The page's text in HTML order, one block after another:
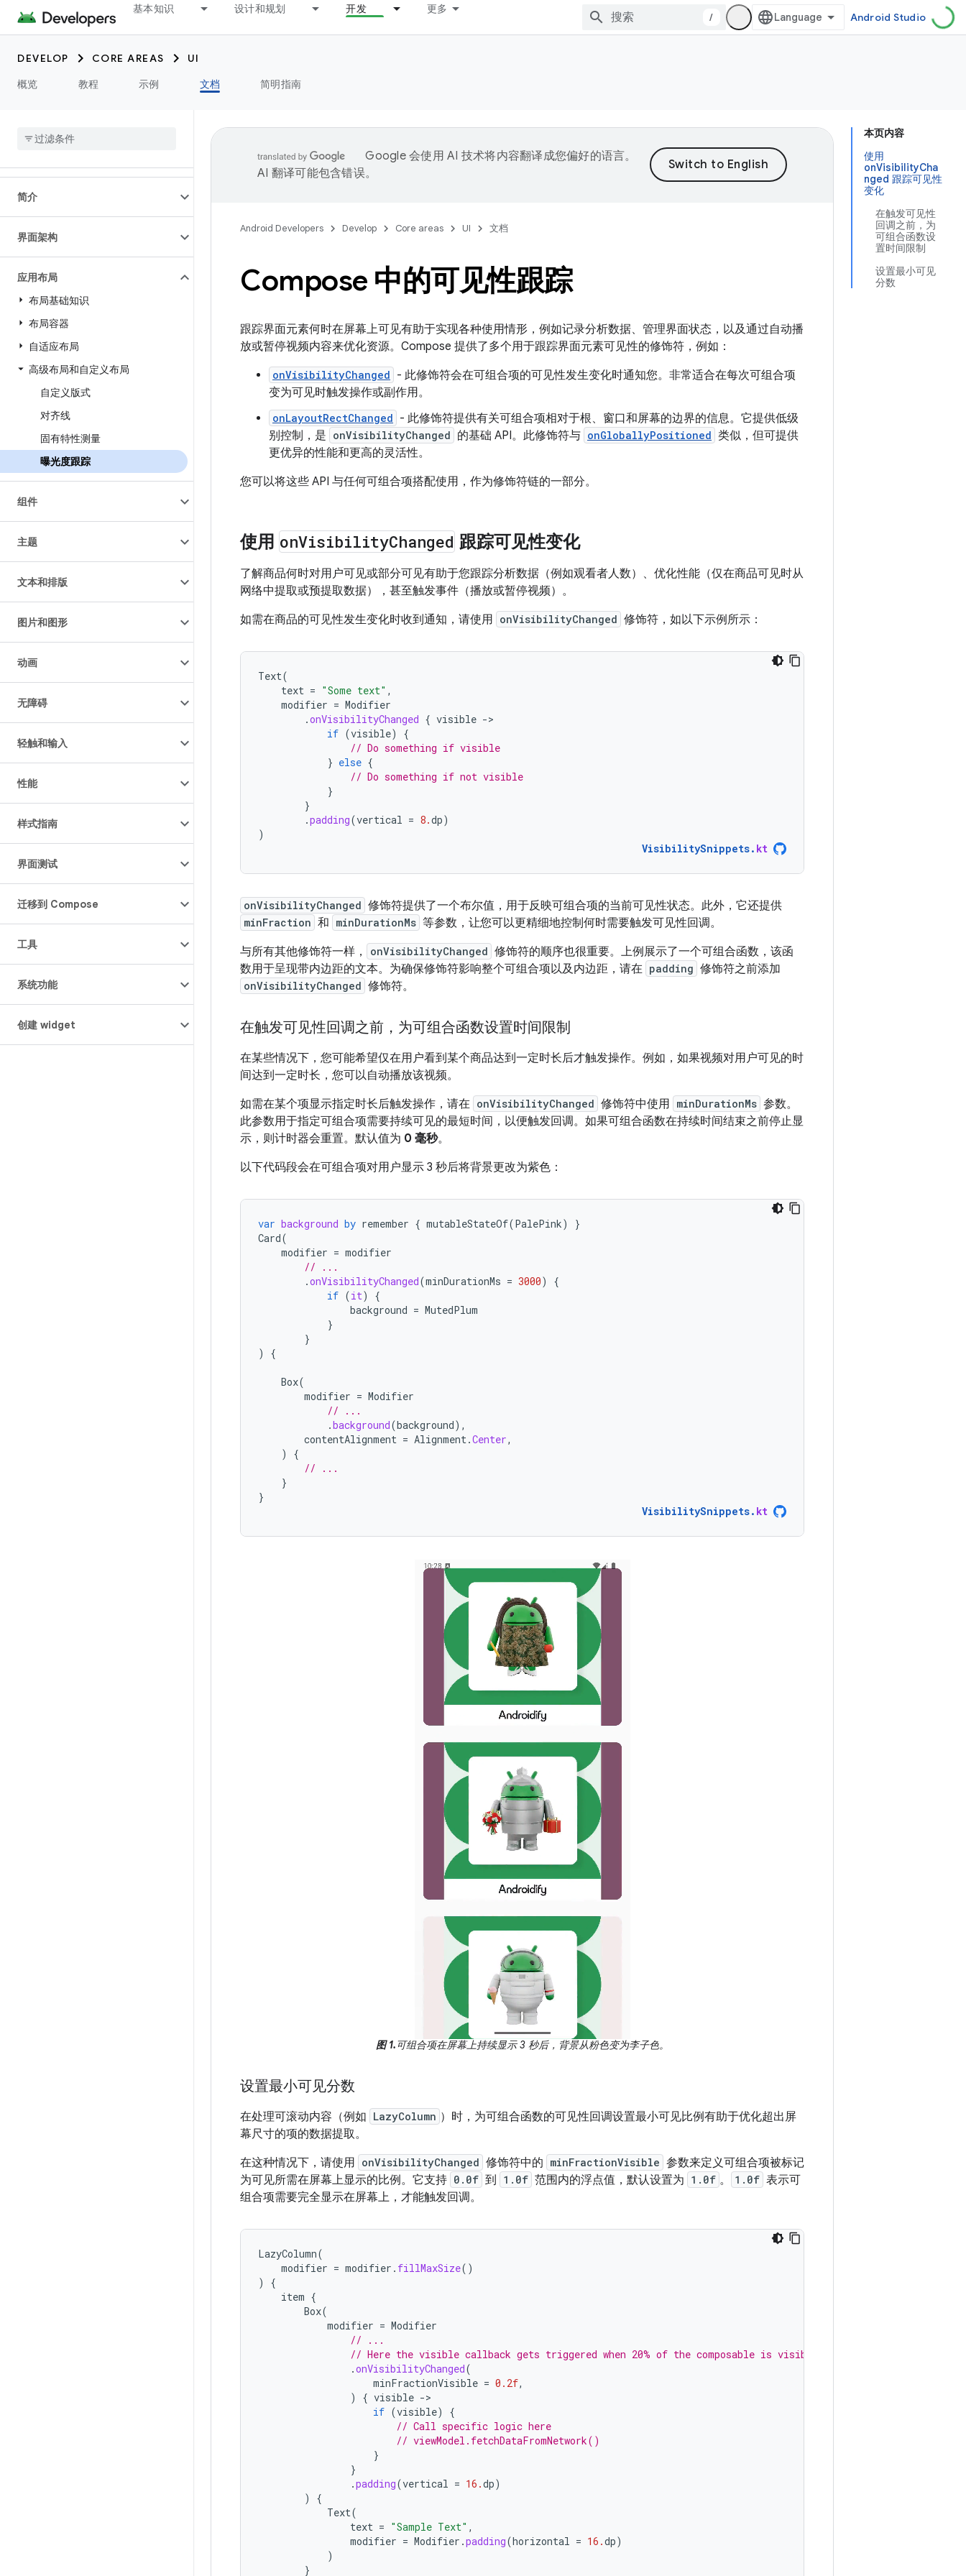
基本知识 设计和规划 开发 更多
/ Android Studio
DEVELOP CORE AREAS
UI
概览
教程 示例 文档 简明指南
简介
界面架构
应用布局
布局基础知识
布局容器
自适应布局
高级布局和自定义布局
自定义版式
对齐线
固有特性测量
曝光度跟踪
组件
主题
文本和排版
图片和图形
动画
无障碍
轻触和输入
性能
样式指南
界面测试
迁移到 Compose
工具
系统功能
创建 widget
本页内容
使用
onVisibilityCha
nged 跟踪可见性
变化
在触发可见性
回调之前，为
可组合函数设
置时间限制
设置最小可见
分数
Google 会使用 AI 技术将内容翻译成您偏好的语言。
AI 翻译可能包含错误。
Android Developers Develop Core areas UI 文档
Compose 中的可见性跟踪
跟踪界面元素何时在屏幕上可见有助于实现各种使用情形，例如记录分析数据、管理界面状态，以及通过自动播
放或暂停视频内容来优化资源。Compose 提供了多个用于跟踪界面元素可见性的修饰符，例如：
onVisibilityChanged - 此修饰符会在可组合项的可见性发生变化时通知您。非常适合在每次可组合项
变为可见时触发操作或副作用。
onLayoutRectChanged - 此修饰符提供有关可组合项相对于根、窗口和屏幕的边界的信息。它提供低级
别控制，是 onVisibilityChanged 的基础 API。此修饰符与 onGloballyPositioned 类似，但可提供
更优异的性能和更高的灵活性。
您可以将这些 API 与任何可组合项搭配使用，作为修饰符链的一部分。
使用 onVisibilityChanged 跟踪可见性变化
了解商品何时对用户可见或部分可见有助于您跟踪分析数据（例如观看者人数）、优化性能（仅在商品可见时从
网络中提取或预提取数据），甚至触发事件（播放或暂停视频）。
如需在商品的可见性发生变化时收到通知，请使用 onVisibilityChanged 修饰符，如以下示例所示：
Text(
text = "Some text" ,
modifier = Modifier
.onVisibilityChanged { visible -
if (visible)
{
// Do something if visible
} else {
// Do something if not visible
}
}
.padding(vertical = 8.dp)
)
VisibilitySnippets. kt
onVisibilityChanged 修饰符提供了一个布尔值，用于反映可组合项的当前可见性状态。此外，它还提供
minFraction 和 minDurationMs 等参数，让您可以更精细地控制何时需要触发可见性回调。
与所有其他修饰符一样，
onVisibilityChanged 修饰符的顺序也很重要。上例展示了一个可组合函数，该函
数用于呈现带内边距的文本。为确保修饰符影响整个可组合项以及内边距，请在 padding 修饰符之前添加
onVisibilityChanged 修饰符。
在触发可见性回调之前，为可组合函数设置时间限制
在某些情况下，您可能希望仅在用户看到某个商品达到一定时长后才触发操作。例如，如果视频对用户可见的时
间达到一定时长，您可以自动播放该视频。
如需在某个项显示指定时长后触发操作，请在 onVisibilityChanged 修饰符中使用 minDurationMs 参数。
此参数用于指定可组合项需要持续可见的最短时间，以便触发回调。如果可组合函数在持续时间结束之前停止显
示，则计时器会重置。默认值为 0 毫秒。
以下代码段会在可组合项对用户显示 3 秒后将背景更改为紫色：
var background by remember { mutableStateOf(PalePink)
}
Card(
modifier = modifier
// ...
.onVisibilityChanged(minDurationMs = 3000)
{
if (it)
{
background = MutedPlum
}
}
)
{
Box(
modifier = Modifier
// ...
.background(background),
contentAlignment = Alignment.Center,
)
{
// ...
}
}
VisibilitySnippets. kt
图 1.可组合项在屏幕上持续显示 3 秒后，背景从粉色变为李子色。
设置最小可见分数
在处理可滚动内容（例如 LazyColumn ）时，为可组合函数的可见性回调设置最小可见比例有助于优化超出屏
幕尺寸的项的数据提取。
在这种情况下，请使用 onVisibilityChanged 修饰符中的 minFractionVisible 参数来定义可组合项被标记
为可见所需在屏幕上显示的比例。它支持 0.0f 到 1.0f 范围内的浮点值，默认设置为 1.0f 。 1.0f 表示可
组合项需要完全显示在屏幕上，才能触发回调。
LazyColumn(
modifier = modifier . fillMaxSize()
)
{
item {
Box(
modifier = Modifier
// ...
// Here the visible callback gets triggered when 20% of the composable is visible
.onVisibilityChanged(
minFractionVisible = 0.2f,
)
{ visible -
if (visible)
{
// Call specific logic here
// viewModel.fetchDataFromNetwork()
}
}
.padding(vertical = 16.dp)
)
{
Text(
text = "Sample Text" ,
modifier = Modifier .padding(horizontal = 16.dp)
)
}